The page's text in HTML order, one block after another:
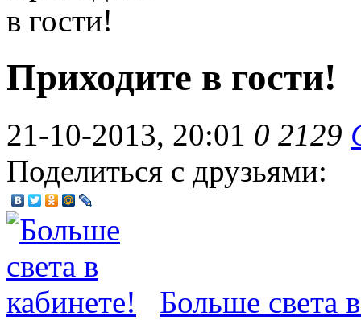
Приходите в гости!
21-10-2013, 20:01 0 2129
Поделиться с друзьями:
Больше света